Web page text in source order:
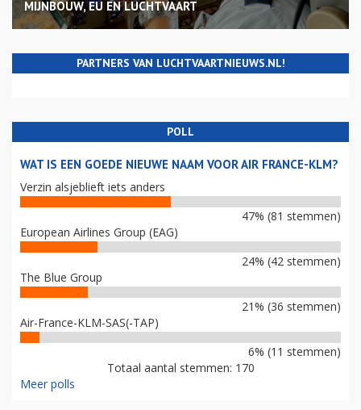
MIJNBOUW, EU EN LUCHTVAART
PARTNERS VAN LUCHTVAARTNIEUWS.NL!
POLL
WAT IS EEN GOEDE NIEUWE NAAM VOOR AIR FRANCE-KLM?
Verzin alsjeblieft iets anders
47% (81 stemmen)
European Airlines Group (EAG)
24% (42 stemmen)
The Blue Group
21% (36 stemmen)
Air-France-KLM-SAS(-TAP)
6% (11 stemmen)
Totaal aantal stemmen: 170
Meer polls